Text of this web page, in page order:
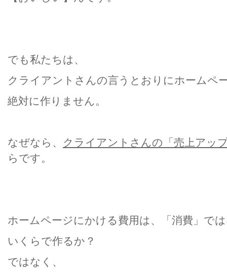
でも私たちは、
クライアントさんの言うとおりにホームペ
絶対に作りません。
なぜなら、 クライアントさんの「売上アッ
らです。
ホームページにかける費用は、「消費」で
いくらで作るか？
ではなく、